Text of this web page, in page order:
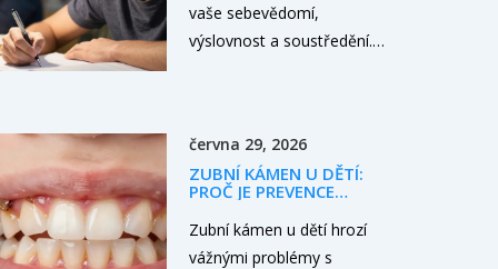
vaše sebevědomí,
výslovnost a soustředění.
práci.
června 29, 2026
ZUBNÍ KÁMEN U DĚTÍ:
PROČ JE PREVENCE
Zubní kámen u dětí hrozí
vážnými problémy s